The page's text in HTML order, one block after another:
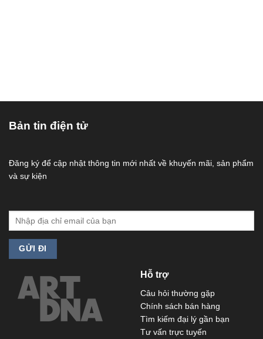
Bản tin điện tử
Đăng ký để cập nhật thông tin mới nhất về khuyến mãi, sản phẩm
và sự kiện
Hỗ trợ
Câu hỏi thường gặp
Chính sách bán hàng
Tìm kiếm đại lý gần bạn
Tư vấn trực tuyến